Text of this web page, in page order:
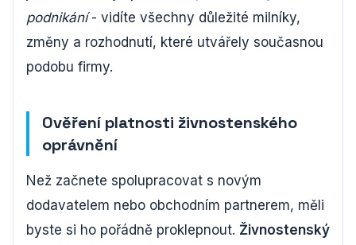
podnikání- vidíte všechny důležité milníky,
změny a rozhodnutí, které utvářely současnou
podobu firmy.
Ověření platnosti živnostenského
oprávnění
Než začnete spolupracovat s novým
dodavatelem nebo obchodním partnerem, měli
byste si ho pořádně proklepnout. Živnostenský